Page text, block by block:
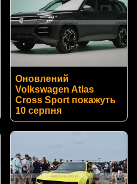
Оновлений
Volkswagen Atlas
Cross Sport покажуть
10 серпня